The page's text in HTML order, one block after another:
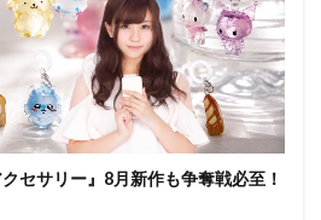
セサリー』8月新作も争奪戦必至！